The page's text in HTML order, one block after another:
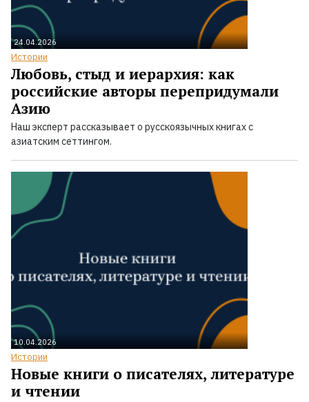
24.04.2026
Истории
Любовь, стыд и иерархия: как
российские авторы перепридумали
Азию
Наш эксперт рассказывает о русскоязычных книгах с
азиатским сеттингом.
10.04.2026
Истории
Новые книги о писателях, литературе
и чтении